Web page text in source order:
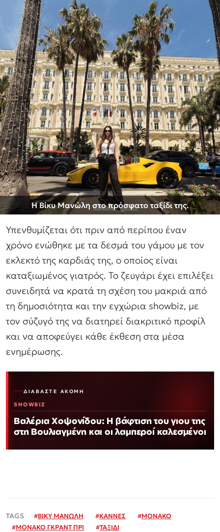
Η Βίκυ Μανώλη στο πρόσφατο ταξίδι της.
Υπενθυμίζεται ότι πριν από περίπου έναν
χρόνο ενώθηκε με τα δεσμά του γάμου με τον
εκλεκτό της καρδιάς της, ο οποίος είναι
καταξιωμένος γιατρός. Το ζευγάρι έχει επιλέξει
συνειδητά να κρατά τη σχέση του μακριά από
τη δημοσιότητα και την εγχώρια showbiz, με
τον σύζυγό της να διατηρεί διακριτικό προφίλ
και να αποφεύγει κάθε έκθεση στα μέσα
ενημέρωσης.
ΔΙΑΒΆΣΤΕ ΑΚΌΜΗ
SHOWBIZ
Βαλέρια Χοψονίδου: Η βάφτιση του γιου της
στη Βουλιαγμένη και οι λαμπεροί καλεσμένοι
#ΒΙΚΥ ΜΑΝΩΛΗ #ΚΑΝΝΕΣ #ΜΟΝΑΚΟ
#ΜΟΝΑΚΟ ΓΚΡΑΝΤ ΠΡΙ #ΤΑΞΙΔΙ